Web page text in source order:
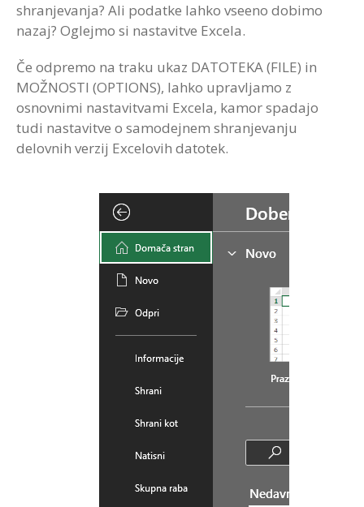
shranjevanja? Ali podatke lahko vseeno dobimo
nazaj? Oglejmo si nastavitve Excela.
Če odpremo na traku ukaz DATOTEKA (FILE) in
MOŽNOSTI (OPTIONS), lahko upravljamo z
osnovnimi nastavitvami Excela, kamor spadajo
tudi nastavitve o samodejnem shranjevanju
delovnih verzij Excelovih datotek.